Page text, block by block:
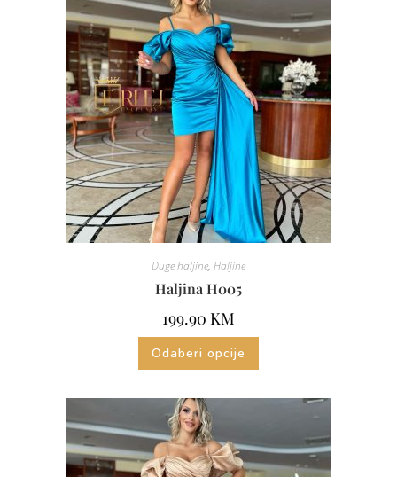
Duge haljine, Haljine
Haljina H005
199.90 KM
Odaberi opcije